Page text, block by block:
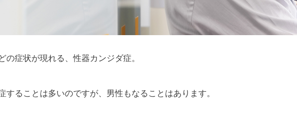
の症状が現れる、性器カンジダ症。
することは多いのですが、男性もなることはあります。